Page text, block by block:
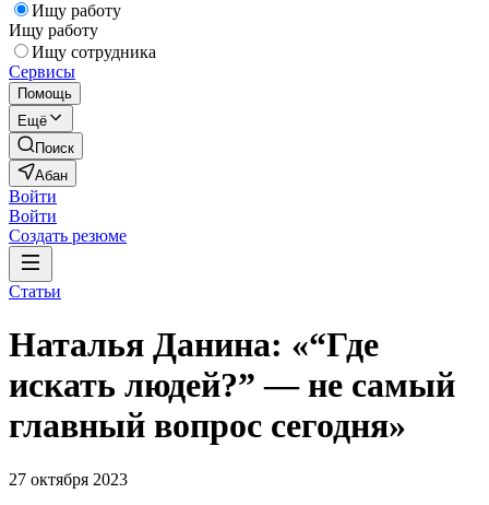
Ищу работу
Ищу работу
Ищу сотрудника
Сервисы
Помощь
Ещё
Поиск
Абан
Войти
Войти
Создать резюме
Статьи
Наталья Данина: «“Где
искать людей?” — не самый
главный вопрос сегодня»
27 октября 2023